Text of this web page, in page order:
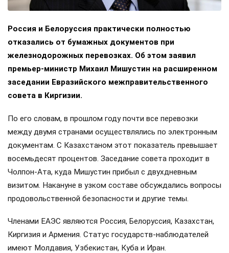
Россия и Белоруссия практически полностью
отказались от бумажных документов при
железнодорожных перевозках. Об этом заявил
премьер-министр Михаил Мишустин на расширенном
заседании Евразийского межправительственного
совета в Киргизии.
По его словам, в прошлом году почти все перевозки
между двумя странами осуществлялись по электронным
документам. С Казахстаном этот показатель превышает
восемьдесят процентов. Заседание совета проходит в
Чолпон-Ата, куда Мишустин прибыл с двухдневным
визитом. Накануне в узком составе обсуждались вопросы
продовольственной безопасности и другие темы.
Членами ЕАЭС являются Россия, Белоруссия, Казахстан,
Киргизия и Армения. Статус государств-наблюдателей
имеют Молдавия, Узбекистан, Куба и Иран.